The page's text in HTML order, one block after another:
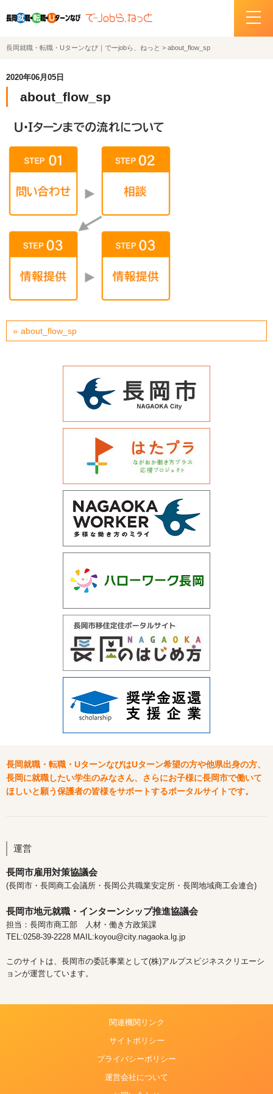
ホーム
企業・求人情報
サポートデスクの紹介
お問い合わせ
サイトポリシー
長岡就職・転職・Uターンなび｜でーjobら、ねっと > about_flow_sp
2020年06月05日
about_flow_sp
about_flow_sp
長岡就職・転職・UターンなびはUターン希望の方や他県出身の方、
長岡に就職したい学生のみなさん、さらにお子様に長岡市で働いて
ほしいと願う保護者の皆様をサポートするポータルサイトです。
運営
長岡市雇用対策協議会
(長岡市・長岡商工会議所・長岡公共職業安定所・長岡地域商工会連合)
長岡市地元就職・インターンシップ推進協議会
担当：長岡市商工部 人材・働き方政策課
TEL:0258-39-2228 MAIL:koyou@city.nagaoka.lg.jp
このサイトは、長岡市の委託事業として(株)アルプスビジネスクリエーシ
ョンが運営しています。
関連機関リンク
サイトポリシー
プライバシーポリシー
運営会社について